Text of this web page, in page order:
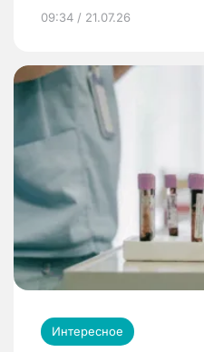
09:34 / 21.07.26
Интересное